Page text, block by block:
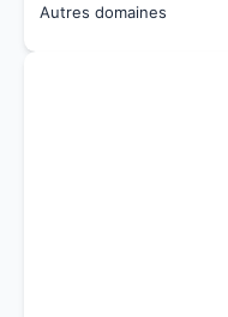
Autres domaines